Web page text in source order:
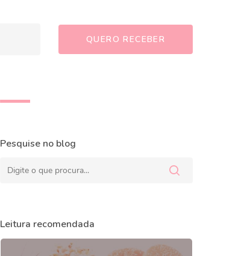
Pesquise no blog
Leitura recomendada